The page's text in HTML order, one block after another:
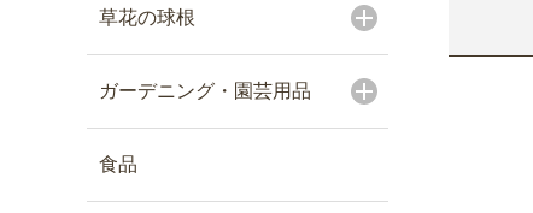
草花の球根
ガーデニング・園芸用品
食品